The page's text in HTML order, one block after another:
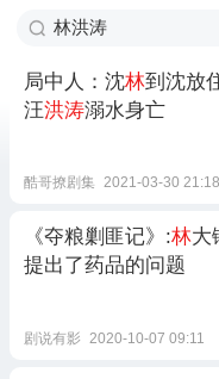
局中人：沈林到沈放
汪洪涛溺水身亡
酷哥撩剧集 2021-03-30 21:18
《夺粮剿匪记》:林大
提出了药品的问题
剧说有影 2020-10-07 09:11